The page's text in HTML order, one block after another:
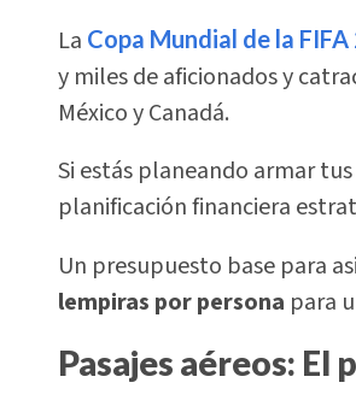
La Copa Mundial de la
y miles de aficionados y
México y Canadá.
Si estás planeando armar
planificación financiera
Un presupuesto base para
lempiras por persona para
Pasajes aéreos: